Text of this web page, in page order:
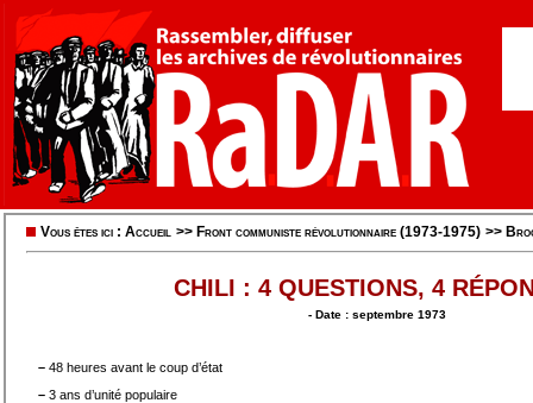
Vous êtes ici : Accueil >> Front communiste révolutionnaire (1973-1975) >>
CHILI : 4 QUESTIONS, 4
- Date : septembre 1973
– 48 heures avant le coup d’état
– 3 ans d’unité populaire